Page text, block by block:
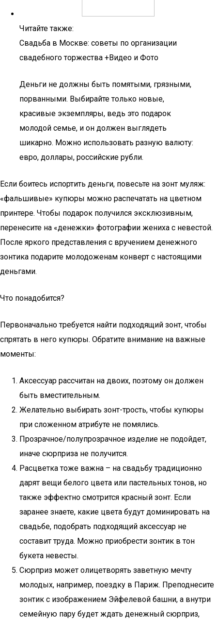
Читайте также:
Свадьба в Москве: советы по организации
свадебного торжества +Видео и Фото
Деньги не должны быть помятыми, грязными,
порванными. Выбирайте только новые,
красивые экземпляры, ведь это подарок
молодой семье, и он должен выглядеть
шикарно. Можно использовать разную валюту:
евро, доллары, российские рубли.
Если боитесь испортить деньги, повесьте на зонт муляж:
«фальшивые» купюры можно распечатать на цветном
принтере. Чтобы подарок получился эксклюзивным,
перенесите на «денежки» фотографии жениха с невестой.
После яркого представления с вручением денежного
зонтика подарите молодоженам конверт с настоящими
деньгами.
Что понадобится?
Первоначально требуется найти подходящий зонт, чтобы
спрятать в него купюры. Обратите внимание на важные
моменты:
Аксессуар рассчитан на двоих, поэтому он должен
быть вместительным.
Желательно выбирать зонт-трость, чтобы купюры
при сложенном атрибуте не помялись.
Прозрачное/полупрозрачное изделие не подойдет,
иначе сюрприза не получится.
Расцветка тоже важна – на свадьбу традиционно
дарят вещи белого цвета или пастельных тонов, но
также эффектно смотрится красный зонт. Если
заранее знаете, какие цвета будут доминировать на
свадьбе, подобрать подходящий аксессуар не
составит труда. Можно приобрести зонтик в тон
букета невесты.
Сюрприз может олицетворять заветную мечту
молодых, например, поездку в Париж. Преподнесите
зонтик с изображением Эйфелевой башни, а внутри
семейную пару будет ждать денежный сюрприз,